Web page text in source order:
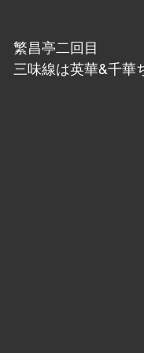
繁昌亭二回目
三味線は英華&千華